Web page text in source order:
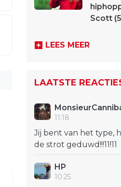
Scott
LEES MEER
LAATSTE
11:18
Jij bent van het type,
de strot geduwd!!!11!11
HP
10:25